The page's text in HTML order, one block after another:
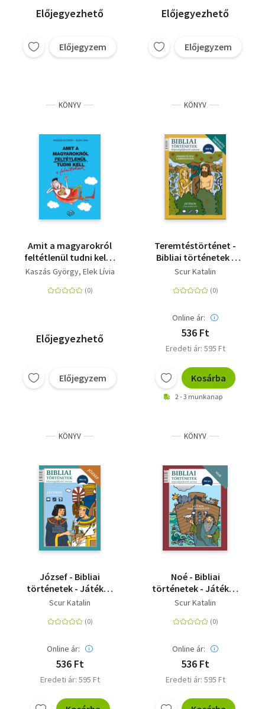
Előjegyezhető
Előjegyzem
Előjegyezhető
Előjegyzem
KÖNYV
Amit a magyarokról
feltétlenül tudni kell a
felnőtteknek
Kaszás György Elek Lívia
Előjegyezhető
Előjegyzem
KÖNYV
Teremtéstörténet -
Bibliai történetek -
Játékos foglalkoztató
Scur Katalin
Online ár:
536 Ft
Eredeti ár: 595 Ft
Kosárba
2 - 3 munkanap
KÖNYV
József - Bibliai
történetek - Játékos
foglalkoztató
Scur Katalin
Online ár:
536 Ft
Eredeti ár: 595 Ft
KÖNYV
Noé - Bibliai
történetek - Játékos
foglalkoztató
Scur Katalin
Online ár:
536 Ft
Eredeti ár: 595 Ft